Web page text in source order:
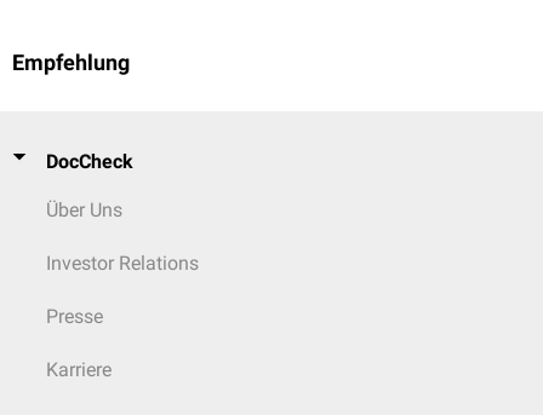
Empfehlung
DocCheck
Über Uns
Investor Relations
Presse
Karriere